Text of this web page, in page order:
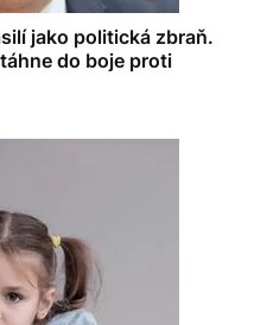
jako politická zbraň.
do boje proti